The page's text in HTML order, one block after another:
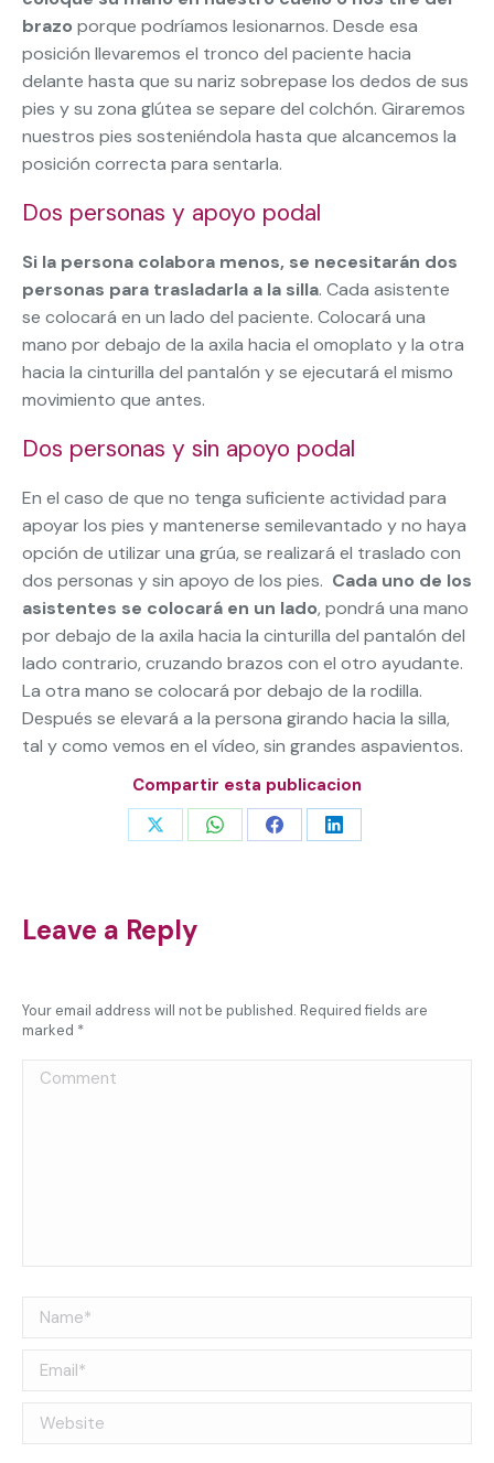
brazo porque podríamos lesionarnos. Desde esa
posición llevaremos el tronco del paciente hacia
delante hasta que su nariz sobrepase los dedos de sus
pies y su zona glútea se separe del colchón. Giraremos
nuestros pies sosteniéndola hasta que alcancemos la
posición correcta para sentarla.
Dos personas y apoyo podal
Si la persona colabora menos, se necesitarán dos
personas para trasladarla a la silla. Cada asistente
se colocará en un lado del paciente. Colocará una
mano por debajo de la axila hacia el omoplato y la otra
hacia la cinturilla del pantalón y se ejecutará el mismo
movimiento que antes.
Dos personas y sin apoyo podal
En el caso de que no tenga suficiente actividad para
apoyar los pies y mantenerse semilevantado y no haya
opción de utilizar una grúa, se realizará el traslado con
dos personas y sin apoyo de los pies. Cada uno de los
asistentes se colocará en un lado, pondrá una mano
por debajo de la axila hacia la cinturilla del pantalón del
lado contrario, cruzando brazos con el otro ayudante.
La otra mano se colocará por debajo de la rodilla.
Después se elevará a la persona girando hacia la silla,
tal y como vemos en el vídeo, sin grandes aspavientos.
Compartir esta publicacion
Share Share Share Share
Leave a Reply
Your email address will not be published. Required fields are
marked *
Comment
Name *
Email *
Website